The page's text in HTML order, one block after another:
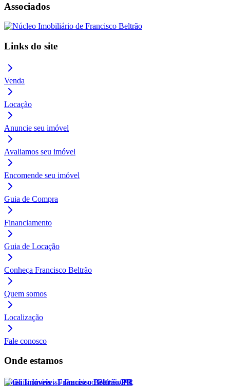
Associados
Links do site
Venda
Locação
Anuncie seu imóvel
Avaliamos seu imóvel
Encomende seu imóvel
Guia de Compra
Financiamento
Guia de Locação
Conheça Francisco Beltrão
Quem somos
Localização
Fale conosco
Onde estamos
Ghisi Imóveis - Francisco Beltrão/PR